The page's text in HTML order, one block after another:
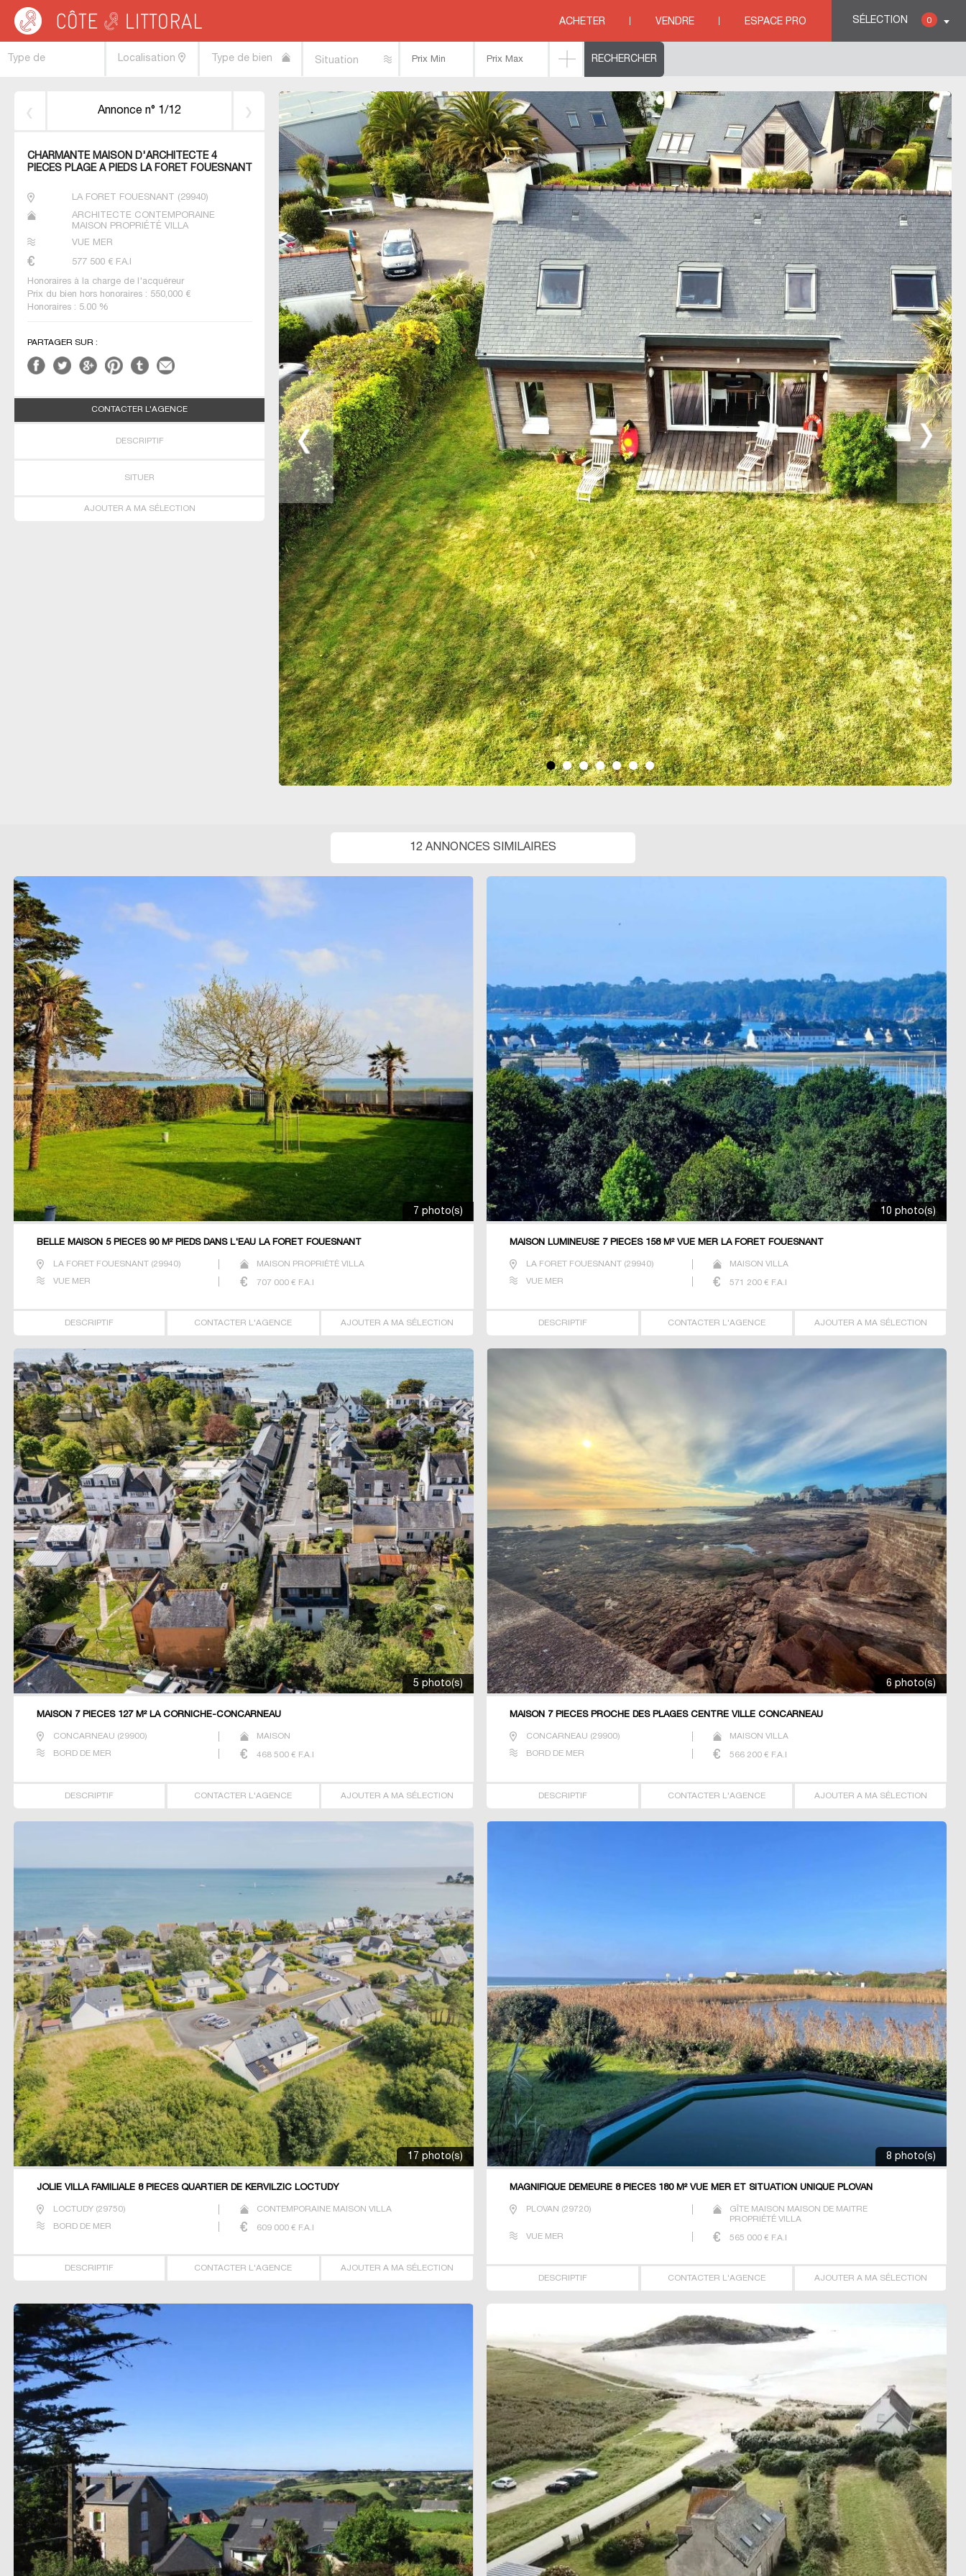
SÉLECTION 0
ACHETER VENDRE ESPACE PRO
Côte & Littoral > immobilier vue mer>BRETAGNE
Annonce n° 1/12
CHARMANTE MAISON D'ARCHITECTE 4
PIECES PLAGE A PIEDS LA FORET FOUESNANT
LA FORET FOUESNANT (29940)
ARCHITECTE CONTEMPORAINE
MAISON PROPRIÉTÉ VILLA
VUE MER
577 500 € F.A.I
Honoraires à la charge de l'acquéreur
Prix du bien hors honoraires : 550,000 €
Honoraires : 5.00 %
PARTAGER SUR :
CONTACTER L'AGENCE
DESCRIPTIF
SITUER
AJOUTER A MA SÉLECTION
12 ANNONCES SIMILAIRES
7 photo(s)
BELLE MAISON 5 PIECES 90 M² PIEDS DANS L'EAU LA FORET FOUESNANT
LA FORET FOUESNANT(29940) MAISON PROPRIÉTÉ VILLA
VUE MER 707 000€ F.A.I
DESCRIPTIF CONTACTER L'AGENCE AJOUTER A MA SÉLECTION
10 photo(s)
MAISON LUMINEUSE 7 PIECES 158 M² VUE MER LA FORET FOUESNANT
LA FORET FOUESNANT (29940) MAISON VILLA
VUE MER 571 200 € F.A.I
DESCRIPTIF CONTACTER L'AGENCE AJOUTER A MA SÉLECTION
5 photo(s)
MAISON 7 PIECES 127 M² LA CORNICHE-CONCARNEAU
CONCARNEAU (29900) MAISON
BORD DE MER 468 500€ F.A.I
DESCRIPTIF CONTACTER L'AGENCE AJOUTER A MA SÉLECTION
6 photo(s)
MAISON 7 PIECES PROCHE DES PLAGES CENTRE VILLE CONCARNEAU
CONCARNEAU (29900) MAISON VILLA
BORD DE MER 566 200 € F.A.I
DESCRIPTIF CONTACTER L'AGENCE AJOUTER A MA SÉLECTION
17 photo(s)
JOLIE VILLA FAMILIALE 8 PIECES QUARTIER DE KERVILZIC LOCTUDY
LOCTUDY(29750) CONTEMPORAINE MAISON VILLA
BORD DE MER 609 000€ F.A.I
DESCRIPTIF CONTACTER L'AGENCE AJOUTER A MA SÉLECTION
8 photo(s)
MAGNIFIQUE DEMEURE 8 PIECES 180 M² VUE MER ET SITUATION UNIQUE PLOVAN
PLOVAN (29720)
GÎTE MAISON MAISON DE MAITRE
PROPRIÉTÉ VILLA
VUE MER 565 000 € F.A.I
DESCRIPTIF CONTACTER L'AGENCE AJOUTER A MA SÉLECTION
Type de
Localisation Type de bien Situation